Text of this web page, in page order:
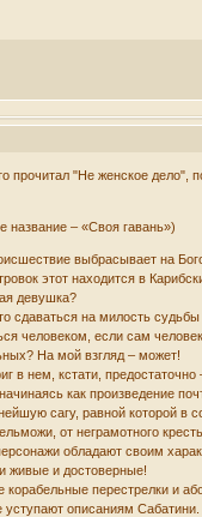
прочитал "Не женское дело",
название – «Своя гавань»)
выбрасывает на
этот находится в
девушка?
сдаваться на милость
человеком, если сам
На мой взгляд – может!
в нем, кстати,
как произведение
сагу, равной которой в
от неграмотного
обладают своим
живые и достоверные!
перестрелки и
описаниям